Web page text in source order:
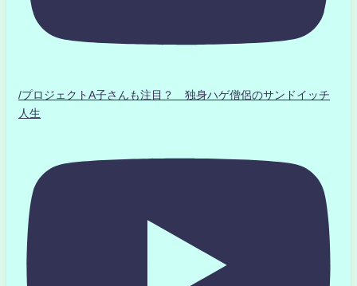
/プロジェクトA子さんも注目？ 独身ハゲ僧侶のサンドイッチ
人生